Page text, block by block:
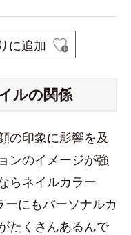
に追加
ルの関係
の印象に影響を及
ンのイメージが強
らネイルカラー
ーにもパーソナルカ
たくさんあるんで